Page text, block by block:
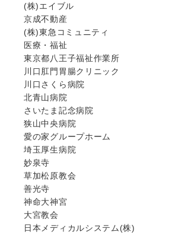
(株)エイブル
京成不動産
(株)東急コミュニティ
医療・福祉
東京都八王子福祉作業所
川口肛門胃腸クリニック
川口さくら病院
北青山病院
さいたま記念病院
狭山中央病院
愛の家グループホーム
埼玉厚生病院
妙泉寺
草加松原教会
善光寺
神命大神宮
大宮教会
日本メディカルシステム(株)